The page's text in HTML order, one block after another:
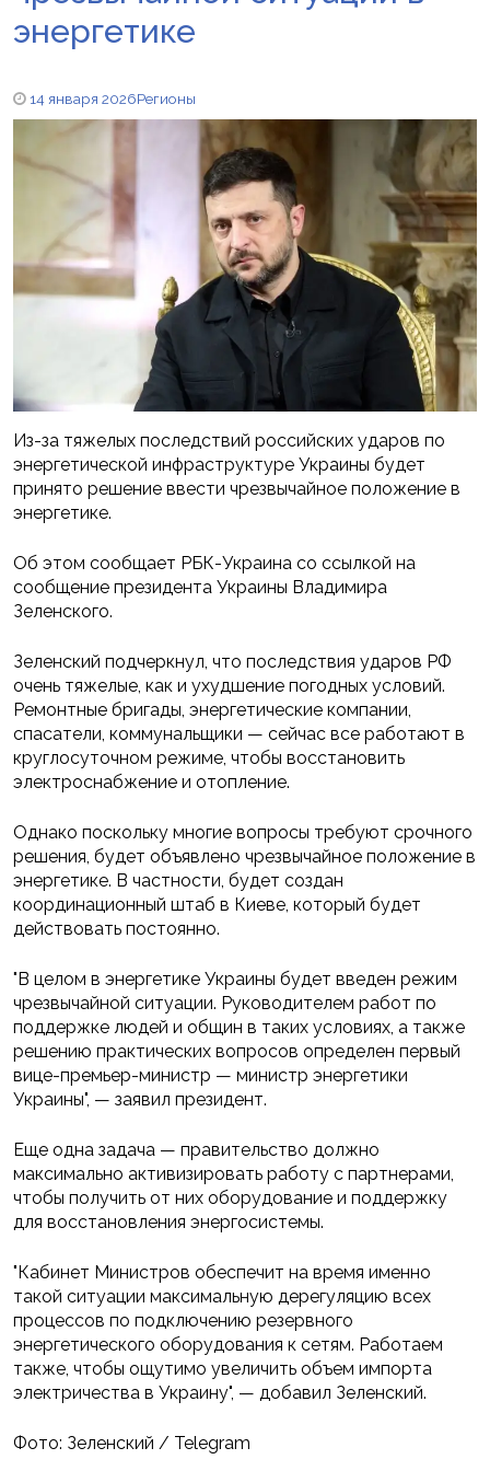
энергетике
14 января 2026Регионы
Из-за тяжелых последствий российских ударов по
энергетической инфраструктуре Украины будет
принято решение ввести чрезвычайное положение в
энергетике.
Об этом сообщает РБК-Украина со ссылкой на
сообщение президента Украины Владимира
Зеленского.
Зеленский подчеркнул, что последствия ударов РФ
очень тяжелые, как и ухудшение погодных условий.
Ремонтные бригады, энергетические компании,
спасатели, коммунальщики — сейчас все работают в
круглосуточном режиме, чтобы восстановить
электроснабжение и отопление.
Однако поскольку многие вопросы требуют срочного
решения, будет объявлено чрезвычайное положение в
энергетике. В частности, будет создан
координационный штаб в Киеве, который будет
действовать постоянно.
"В целом в энергетике Украины будет введен режим
чрезвычайной ситуации. Руководителем работ по
поддержке людей и общин в таких условиях, а также
решению практических вопросов определен первый
вице-премьер-министр — министр энергетики
Украины", — заявил президент.
Еще одна задача — правительство должно
максимально активизировать работу с партнерами,
чтобы получить от них оборудование и поддержку
для восстановления энергосистемы.
"Кабинет Министров обеспечит на время именно
такой ситуации максимальную дерегуляцию всех
процессов по подключению резервного
энергетического оборудования к сетям. Работаем
также, чтобы ощутимо увеличить объем импорта
электричества в Украину", — добавил Зеленский.
Фото: Зеленский / Telegram